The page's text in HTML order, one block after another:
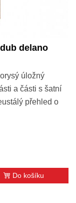
delano
úložný
a části s šatní
přehled o
Do košíku